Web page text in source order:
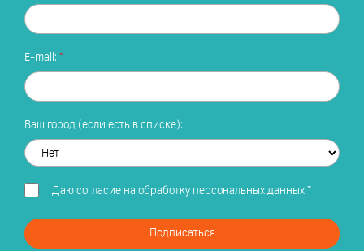
E-mail:
Ваш город (если есть в списке):
Даю согласие на обработку персональных данных*
Подписаться